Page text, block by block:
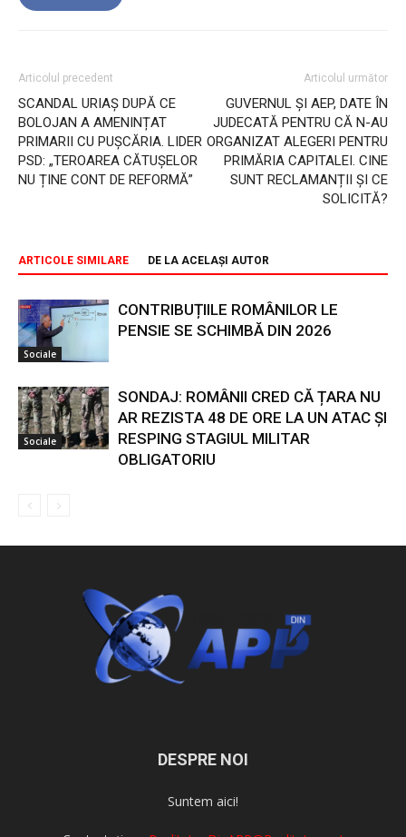
Articolul precedent
SCANDAL URIAȘ DUPĂ CE
BOLOJAN A AMENINȚAT
PRIMARII CU PUȘCĂRIA. LIDER
PSD: „TEROAREA CĂTUȘELOR
NU ȚINE CONT DE REFORMĂ”
Articolul următor
GUVERNUL ȘI AEP, DATE ÎN
JUDECATĂ PENTRU CĂ N-AU
ORGANIZAT ALEGERI PENTRU
PRIMĂRIA CAPITALEI. CINE
SUNT RECLAMANȚII ȘI CE
SOLICITĂ?
ARTICOLE SIMILARE DE LA ACELAȘI AUTOR
Sociale
CONTRIBUȚIILE ROMÂNILOR LE
PENSIE SE SCHIMBĂ DIN 2026
Sociale
SONDAJ: ROMÂNII CRED CĂ ȚARA NU
AR REZISTA 48 DE ORE LA UN ATAC ȘI
RESPING STAGIUL MILITAR
OBLIGATORIU
DESPRE NOI
Suntem aici!